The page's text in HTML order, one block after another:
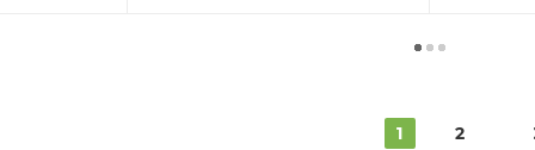
1 2